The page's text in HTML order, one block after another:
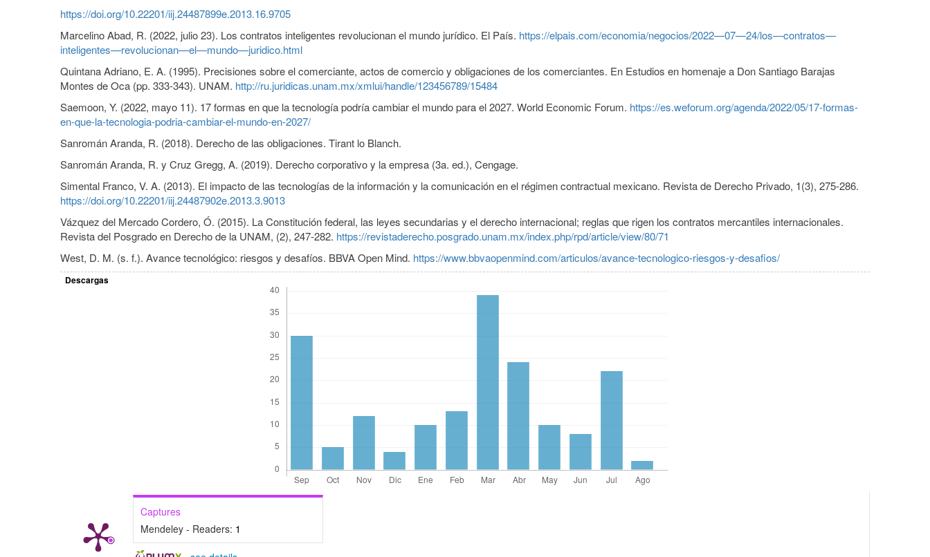
https://doi.org/10.22201/iij.24487899e.2013.16.9705
Marcelino Abad, R. (2022, julio 23). Los contratos inteligentes revolucionan el mundo jurídico. El País. https://elpais.com/economia/negocios/2022—07—24/los—contratos—
inteligentes—revolucionan—el—mundo—juridico.html
Quintana Adriano, E. A. (1995). Precisiones sobre el comerciante, actos de comercio y obligaciones de los comerciantes. En Estudios en homenaje a Don Santiago Barajas
Montes de Oca (pp. 333-343). UNAM. http://ru.juridicas.unam.mx/xmlui/handle/123456789/15484
Saemoon, Y. (2022, mayo 11). 17 formas en que la tecnología podría cambiar el mundo para el 2027. World Economic Forum. https://es.weforum.org/agenda/2022/05/17-formas-
en-que-la-tecnologia-podria-cambiar-el-mundo-en-2027/
Sanromán Aranda, R. (2018). Derecho de las obligaciones. Tirant lo Blanch.
Sanromán Aranda, R. y Cruz Gregg, A. (2019). Derecho corporativo y la empresa (3a. ed.), Cengage.
Simental Franco, V. A. (2013). El impacto de las tecnologías de la información y la comunicación en el régimen contractual mexicano. Revista de Derecho Privado, 1(3), 275-286.
https://doi.org/10.22201/iij.24487902e.2013.3.9013
Vázquez del Mercado Cordero, Ó. (2015). La Constitución federal, las leyes secundarias y el derecho internacional; reglas que rigen los contratos mercantiles internacionales.
Revista del Posgrado en Derecho de la UNAM, (2), 247-282. https://revistaderecho.posgrado.unam.mx/index.php/rpd/article/view/80/71
West, D. M. (s. f.). Avance tecnológico: riesgos y desafíos. BBVA Open Mind. https://www.bbvaopenmind.com/articulos/avance-tecnologico-riesgos-y-desafios/
Descargas
Captures
Mendeley - Readers: 1